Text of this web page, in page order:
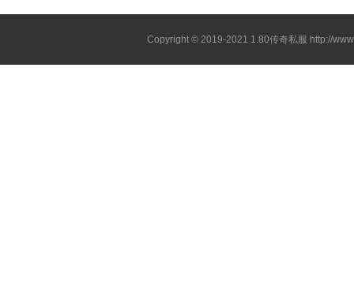
Copyright © 2019-2021 1.80传奇私服 http://